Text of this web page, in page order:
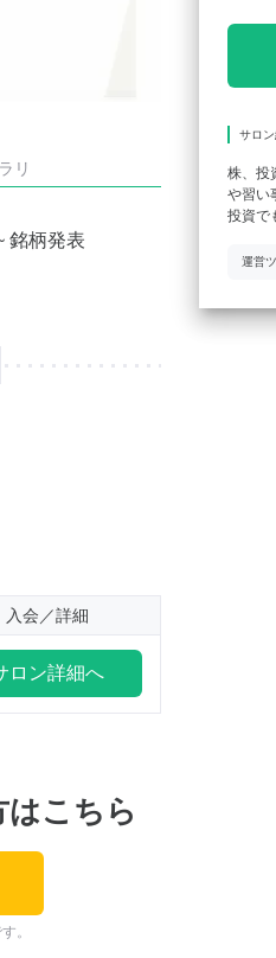
リ
銘柄発表
入会／詳細
ロン詳細へ
こちら
。
サロ
株、投
や習い
投資で
運営